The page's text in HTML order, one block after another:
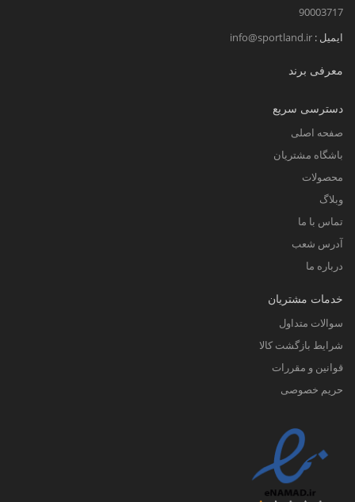
90003717
ایمیل : info@sportland.ir
معرفی برند
دسترسی سریع
صفحه اصلی
باشگاه مشتریان
محصولات
وبلاگ
تماس با ما
آدرس شعب
درباره ما
خدمات مشتریان
سوالات متداول
شرایط بازگشت کالا
قوانین و مقررات
حریم خصوصی